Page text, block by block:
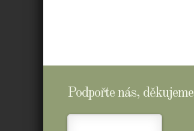
Podpořte nás, děkujeme